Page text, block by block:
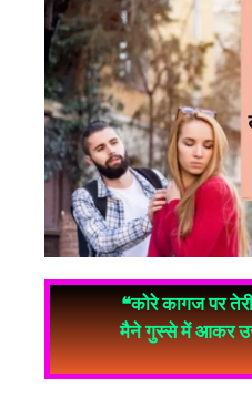
❝कोरे कागज पर
मैने गुस्से में आकर